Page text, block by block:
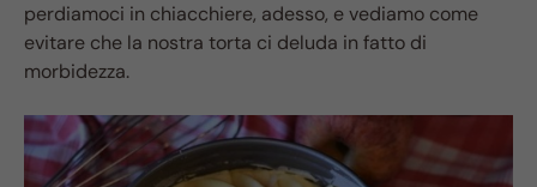
perdiamoci in chiacchiere, adesso, e vediamo come
evitare che la nostra torta ci deluda in fatto di
morbidezza.